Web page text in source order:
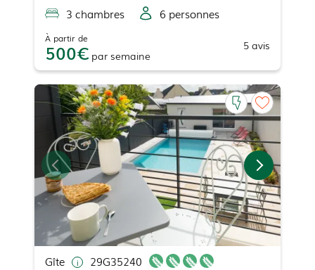
3 chambres 6 personnes
À partir de
500 par semaine
5 avis
Gîte
29G35240